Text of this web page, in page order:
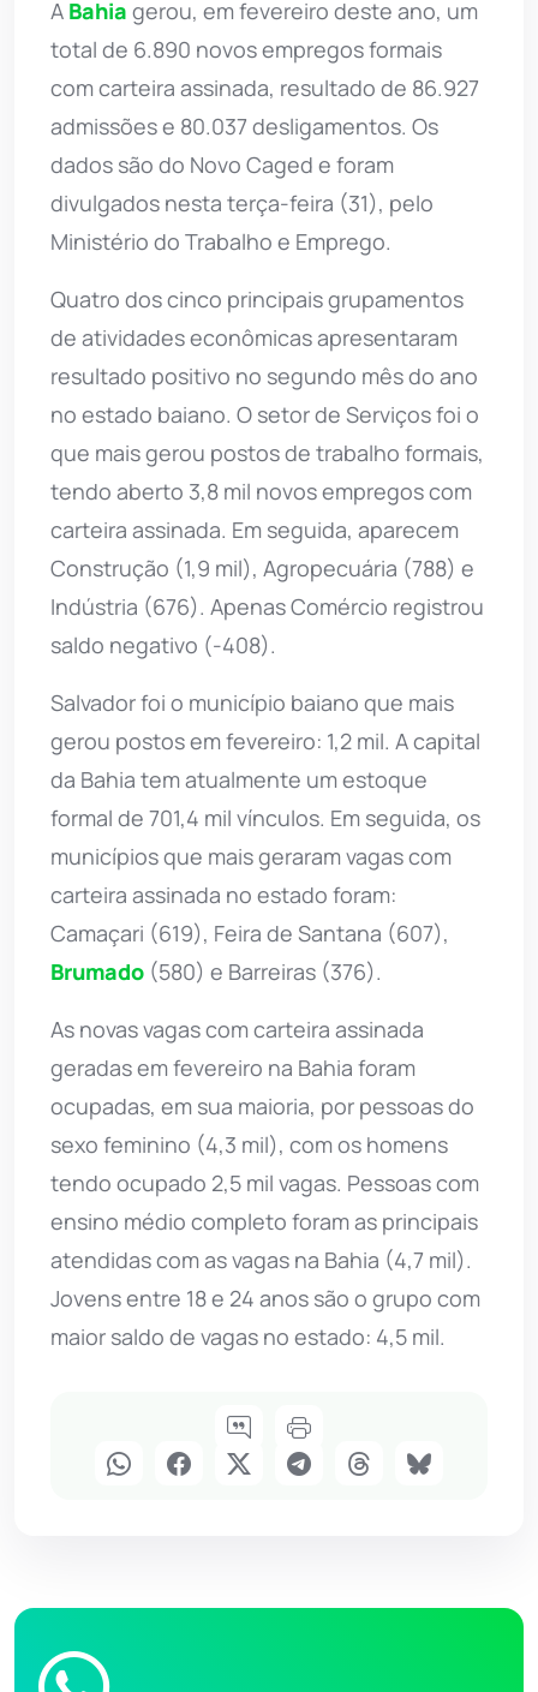
A Bahia gerou, em fevereiro deste ano, um
total de 6.890 novos empregos formais
com carteira assinada, resultado de 86.927
admissões e 80.037 desligamentos. Os
dados são do Novo Caged e foram
divulgados nesta terça-feira (31), pelo
Ministério do Trabalho e Emprego.
Quatro dos cinco principais grupamentos
de atividades econômicas apresentaram
resultado positivo no segundo mês do ano
no estado baiano. O setor de Serviços foi o
que mais gerou postos de trabalho formais,
tendo aberto 3,8 mil novos empregos com
carteira assinada. Em seguida, aparecem
Construção (1,9 mil), Agropecuária (788) e
Indústria (676). Apenas Comércio registrou
saldo negativo (-408).
Salvador foi o município baiano que mais
gerou postos em fevereiro: 1,2 mil. A capital
da Bahia tem atualmente um estoque
formal de 701,4 mil vínculos. Em seguida, os
municípios que mais geraram vagas com
carteira assinada no estado foram:
Camaçari (619), Feira de Santana (607),
Brumado (580) e Barreiras (376).
As novas vagas com carteira assinada
geradas em fevereiro na Bahia foram
ocupadas, em sua maioria, por pessoas do
sexo feminino (4,3 mil), com os homens
tendo ocupado 2,5 mil vagas. Pessoas com
ensino médio completo foram as principais
atendidas com as vagas na Bahia (4,7 mil).
Jovens entre 18 e 24 anos são o grupo com
maior saldo de vagas no estado: 4,5 mil.